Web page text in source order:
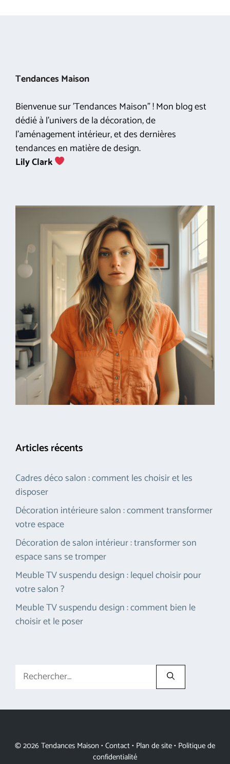
Tendances Maison
Bienvenue sur 'Tendances Maison" ! Mon blog est
dédié à l'univers de la décoration, de
l'aménagement intérieur, et des dernières
tendances en matière de design.
Lily Clark
Articles récents
Cadres déco salon : comment les choisir et les
disposer
Décoration intérieure salon : comment transformer
votre espace
Décoration de salon intérieur : transformer son
espace sans se tromper
Meuble TV suspendu design : lequel choisir pour
votre salon ?
Meuble TV suspendu design : comment bien le
choisir et le poser
Rechercher :
© 2026 Tendances Maison • Contact• Plan de site• Politique de
confidentialité